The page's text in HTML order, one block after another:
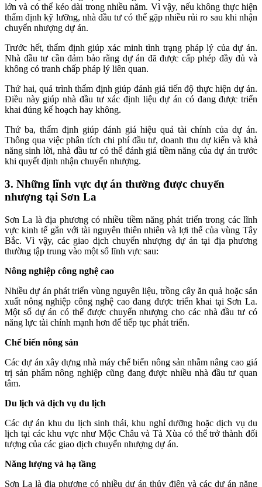
lớn và có thể kéo dài trong nhiều năm. Vì vậy, nếu không thực hiện
thẩm định kỹ lưỡng, nhà đầu tư có thể gặp nhiều rủi ro sau khi nhận
chuyển nhượng dự án.
Trước hết, thẩm định giúp xác minh tình trạng pháp lý của dự án.
Nhà đầu tư cần đảm bảo rằng dự án đã được cấp phép đầy đủ và
không có tranh chấp pháp lý liên quan.
Thứ hai, quá trình thẩm định giúp đánh giá tiến độ thực hiện dự án.
Điều này giúp nhà đầu tư xác định liệu dự án có đang được triển
khai đúng kế hoạch hay không.
Thứ ba, thẩm định giúp đánh giá hiệu quả tài chính của dự án.
Thông qua việc phân tích chi phí đầu tư, doanh thu dự kiến và khả
năng sinh lời, nhà đầu tư có thể đánh giá tiềm năng của dự án trước
khi quyết định nhận chuyển nhượng.
3. Những lĩnh vực dự án thường được chuyển
nhượng tại Sơn La
Sơn La là địa phương có nhiều tiềm năng phát triển trong các lĩnh
vực kinh tế gắn với tài nguyên thiên nhiên và lợi thế của vùng Tây
Bắc. Vì vậy, các giao dịch chuyển nhượng dự án tại địa phương
thường tập trung vào một số lĩnh vực sau:
Nông nghiệp công nghệ cao
Nhiều dự án phát triển vùng nguyên liệu, trồng cây ăn quả hoặc sản
xuất nông nghiệp công nghệ cao đang được triển khai tại Sơn La.
Một số dự án có thể được chuyển nhượng cho các nhà đầu tư có
năng lực tài chính mạnh hơn để tiếp tục phát triển.
Chế biến nông sản
Các dự án xây dựng nhà máy chế biến nông sản nhằm nâng cao giá
trị sản phẩm nông nghiệp cũng đang được nhiều nhà đầu tư quan
tâm.
Du lịch và dịch vụ du lịch
Các dự án khu du lịch sinh thái, khu nghỉ dưỡng hoặc dịch vụ du
lịch tại các khu vực như Mộc Châu và Tà Xùa có thể trở thành đối
tượng của các giao dịch chuyển nhượng dự án.
Năng lượng và hạ tầng
Sơn La là địa phương có nhiều dự án thủy điện và các dự án năng